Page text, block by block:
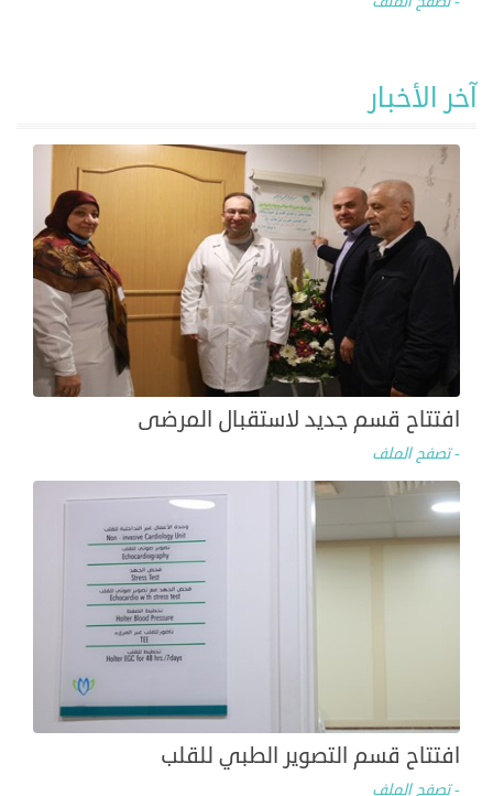
آخر الأخبار
افتتاح قسم جديد لاستقبال المرضى
- تصفح الملف
افتتاح قسم التصوير الطبي للقلب
- تصفح الملف